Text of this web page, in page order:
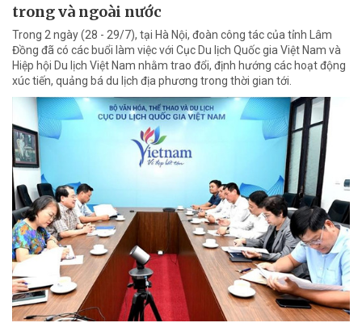
trong và ngoài nước
Trong 2 ngày (28 - 29/7), tại Hà Nội, đoàn công tác của tỉnh Lâm
Đồng đã có các buổi làm việc với Cục Du lịch Quốc gia Việt Nam và
Hiệp hội Du lịch Việt Nam nhằm trao đổi, định hướng các hoạt động
xúc tiến, quảng bá du lịch địa phương trong thời gian tới.